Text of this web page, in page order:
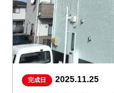
完成日 2025.11.25